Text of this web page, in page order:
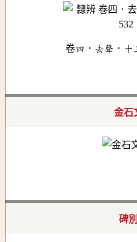
卷四．去聲．十
金石
碑